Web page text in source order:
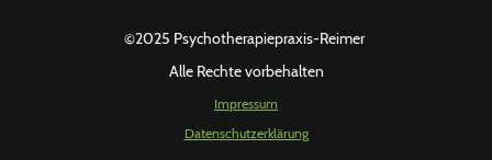
©2025 Psychotherapiepraxis-Reimer
Alle Rechte vorbehalten
Impressum
Datenschutzerklärung